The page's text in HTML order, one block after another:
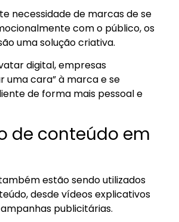
necessidade de marcas de se
com o público, os
uma solução criativa.
digital, empresas
uma cara” à marca e se
de forma mais pessoal e
de conteúdo em
estão sendo utilizados
desde vídeos explicativos
publicitárias.